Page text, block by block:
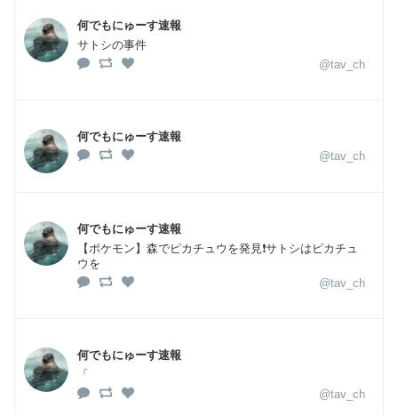
何でもにゅーす速報
サトシの事件
@tav_ch
何でもにゅーす速報
@tav_ch
何でもにゅーす速報
【ポケモン】森でピカチュウを発見❗サトシはピカチュ
ウを
@tav_ch
何でもにゅーす速報
「
@tav_ch